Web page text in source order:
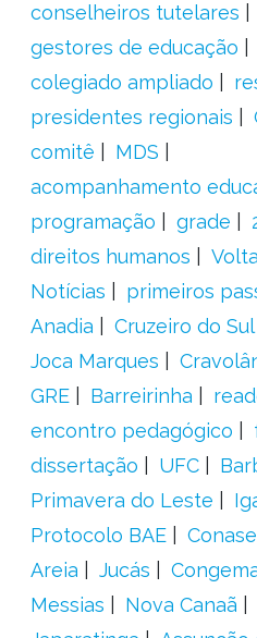
conselheiros tutelares
gestores de educação
colegiado ampliado
presidentes regionais
comitê
MDS
acompanhamento
programação
grade
direitos humanos
Notícias
primeiros
Anadia
Cruzeiro do Sul
Joca Marques
GRE
Barreirinha
encontro pedagógico
dissertação
UFC
Primavera do Leste
Protocolo BAE
Areia
Jucás
Messias
Nova Canaã